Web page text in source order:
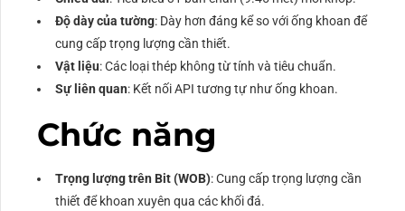
Độ dày của tường: Dày hơn đáng kể so với ống khoan để
cung cấp trọng lượng cần thiết.
Vật liệu: Các loại thép không từ tính và tiêu chuẩn.
Sự liên quan: Kết nối API tương tự như ống khoan.
Chức năng
Trọng lượng trên Bit (WOB): Cung cấp trọng lượng cần
thiết để khoan xuyên qua các khối đá.